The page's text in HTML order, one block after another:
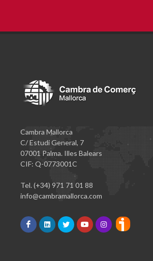
Cambra Mallorca
C/ Estudi General, 7
07001 Palma. Illes Balears
CIF: Q-0773001C
Tel. (+34) 971 71 01 88
info@cambramallorca.com